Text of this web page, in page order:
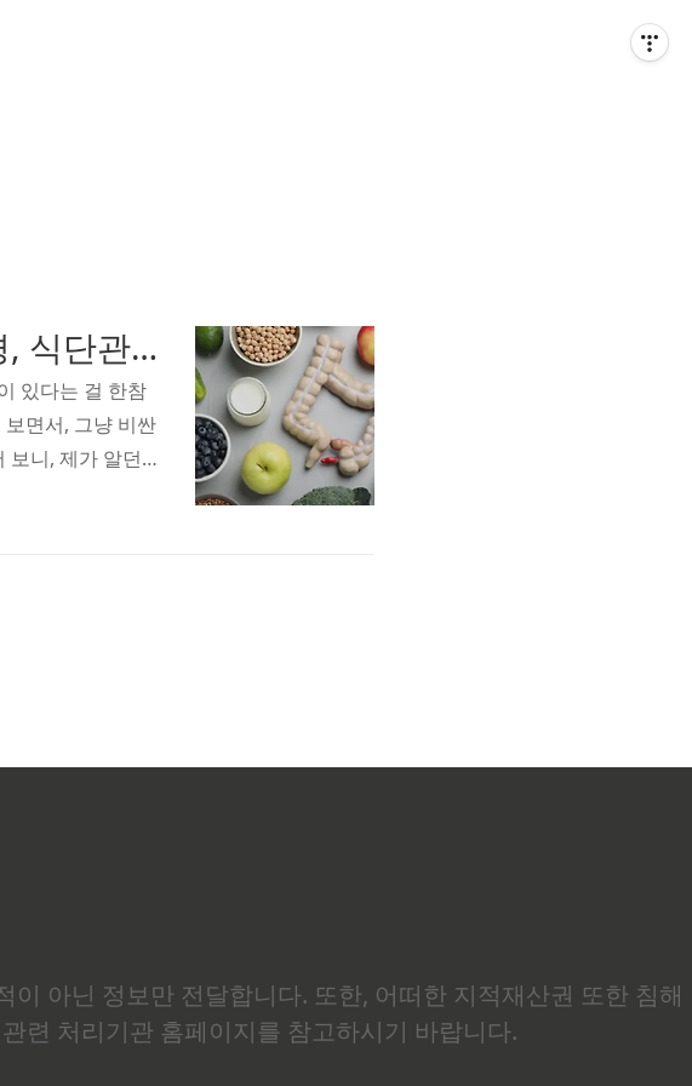
갱년기 이소플라본 (에쿠올 전환, 장내환경, 식단관리)
있다는 걸 한참
면서, 그냥 비싼
보니, 제가 알던
이 들어봤지만,
를 어디선가 들
을 그냥 서랍..
아닌 정보만 전달합니다. 또한, 어떠한 지적재산권 또한 침해
련 처리기관 홈페이지를 참고하시기 바랍니다.